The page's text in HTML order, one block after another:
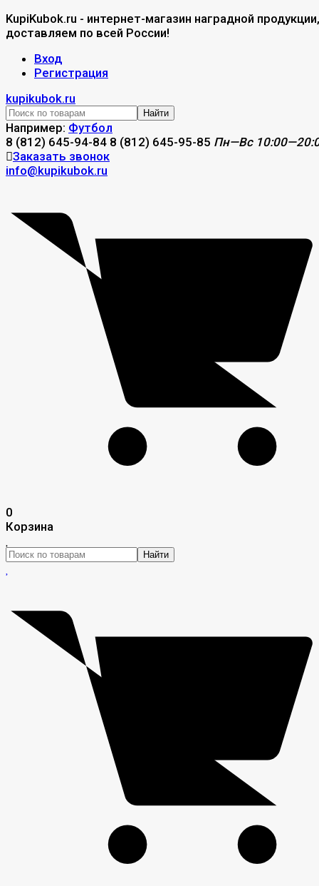
KupiKubok.ru - интернет-магазин наградной продукции,
доставляем по всей России!
Вход
Регистрация
kupikubok.ru
Найти
Например: Футбол
8 (812) 645-94-84 8 (812) 645-95-85 Пн—Вс
Заказать звонок
info@kupikubok.ru
0
Корзина
Найти